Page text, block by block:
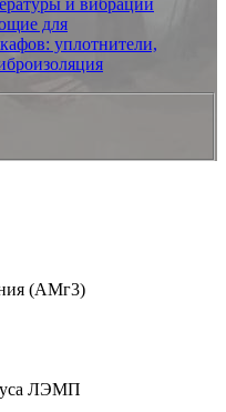
и вибрации
для
уплотнители,
(АМг3)
ЛЭМП